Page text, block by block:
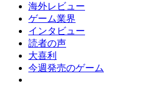
海外レビュー
ゲーム業界
インタビュー
読者の声
大喜利
今週発売のゲーム